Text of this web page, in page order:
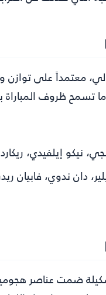
معتمداً على
تسمح ظروف المباراة
نيكو إيلفيدي،
دان ندوي، فابيان
ضمت عناصر